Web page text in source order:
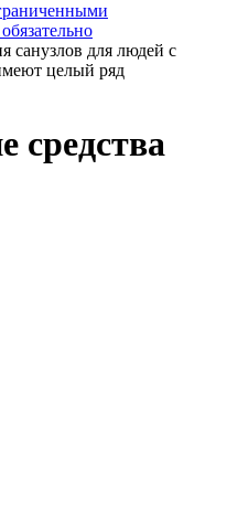
санузлов для людей с
целый ряд
средства